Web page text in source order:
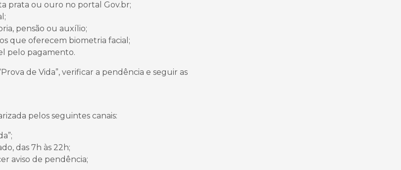
prata ou ouro no portal Gov.br;
pensão ou auxílio;
que oferecem biometria facial;
pelo pagamento.
de Vida”, verificar a pendência e seguir as
pelos seguintes canais:
das 7h às 22h;
aviso de pendência;